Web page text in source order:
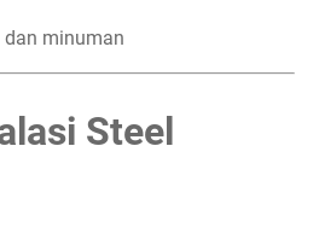
minuman
Steel